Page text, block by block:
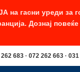
683 · 072 262 663 · 031
на гасни уреди за
Дознај